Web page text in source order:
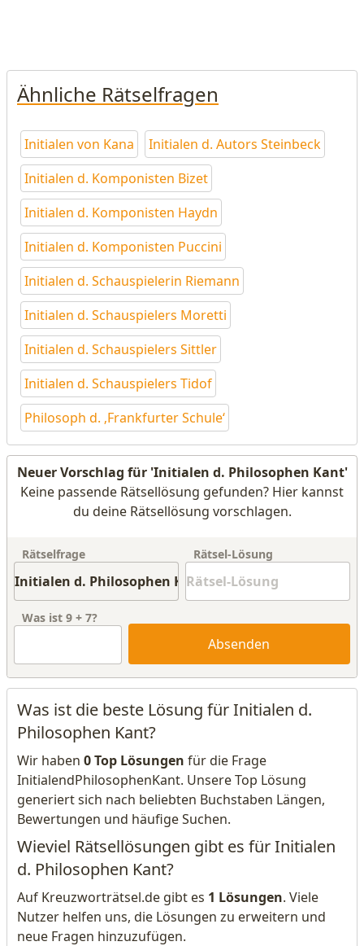
Ähnliche Rätselfragen
Initialen von Kana
Initialen d. Autors Steinbeck
Initialen d. Komponisten Bizet
Initialen d. Komponisten Haydn
Initialen d. Komponisten Puccini
Initialen d. Schauspielerin Riemann
Initialen d. Schauspielers Moretti
Initialen d. Schauspielers Sittler
Initialen d. Schauspielers Tidof
Philosoph d. ‚Frankfurter Schule‘
Neuer Vorschlag für 'Initialen d. Philosophen Kant'
Keine passende Rätsellösung gefunden? Hier kannst
du deine Rätsellösung vorschlagen.
Rätselfrage Rätsel-Lösung
Was ist 9 + 7?
Absenden
Was ist die beste Lösung für Initialen d.
Philosophen Kant?
Wir haben 0 Top Lösungen für die Frage
InitialendPhilosophenKant. Unsere Top Lösung
generiert sich nach beliebten Buchstaben Längen,
Bewertungen und häufige Suchen.
Wieviel Rätsellösungen gibt es für Initialen
d. Philosophen Kant?
Auf Kreuzworträtsel.de gibt es 1 Lösungen. Viele
Nutzer helfen uns, die Lösungen zu erweitern und
neue Fragen hinzuzufügen.